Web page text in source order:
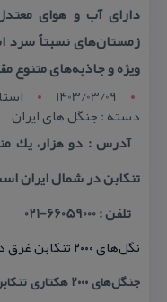
دارای آب و هوای
زمستان‌های نسبتاً سرد
ویژه و جاذبه‌های
1403/03/09
دسته : جنگل های ایران
آدرس : دو هزار، یك
تنكابن در شمال ایران
تلفن : 66059000-021
نگل‌های ۲۰۰۰ تنكابن غرق در زباله: فاجعه‌ای زیست‌محیطی
جنگل‌های ۲۰۰۰ هكتاری تنكابن